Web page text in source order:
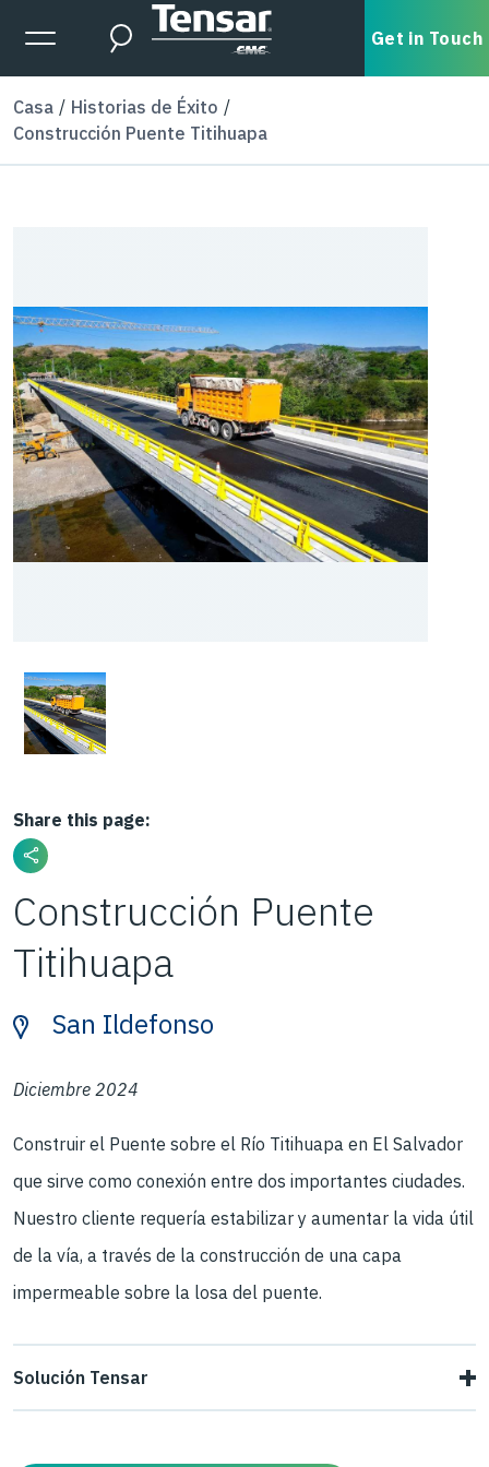
Skip to main content
Expanded Menu Toggle
Search Get in Touch
Casa
Historias de Éxito
Construcción Puente Titihuapa
Share this page:
Construcción Puente
Titihuapa
San Ildefonso
Diciembre 2024
Construir el Puente sobre el Río Titihuapa en El Salvador
que sirve como conexión entre dos importantes ciudades.
Nuestro cliente requería estabilizar y aumentar la vida útil
de la vía, a través de la construcción de una capa
impermeable sobre la losa del puente.
Solución Tensar